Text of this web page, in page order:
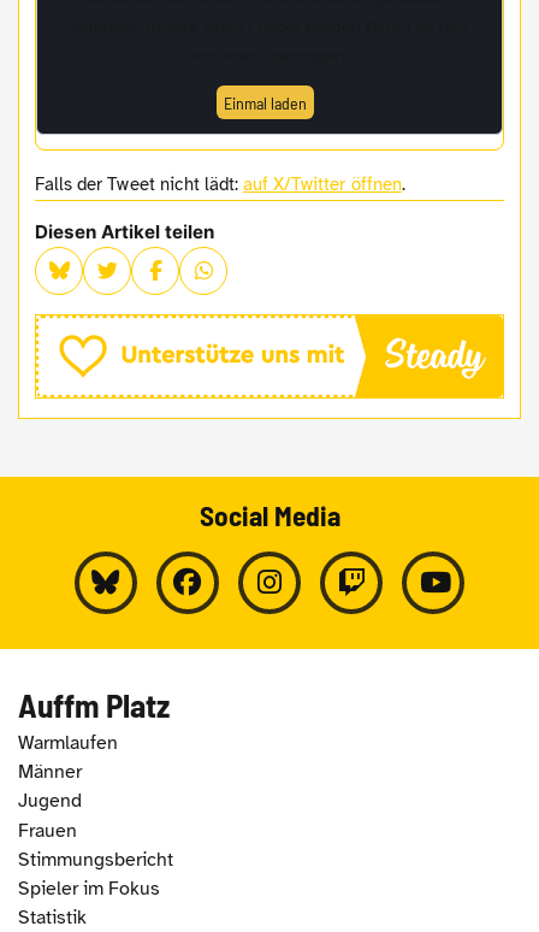
Einmal laden
Falls der Tweet nicht lädt:auf X/Twitter öffnen.
Diesen Artikel teilen
Social Media
Auffm Platz
Warmlaufen
Männer
Jugend
Frauen
Stimmungsbericht
Spieler im Fokus
Statistik